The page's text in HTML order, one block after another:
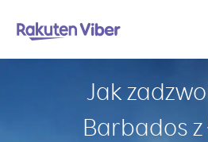
Jak
Barbados